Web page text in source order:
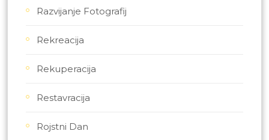
Razvijanje Fotografij
Rekreacija
Rekuperacija
Restavracija
Rojstni Dan